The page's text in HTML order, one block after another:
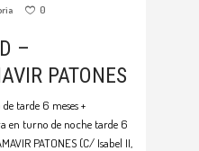
0
–
PATONES
tarde 6 meses +
en turno de noche tarde 6
PATONES (C/ Isabel II,